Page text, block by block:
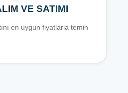
VE SATIMI
en uygun fiyatlarla temin